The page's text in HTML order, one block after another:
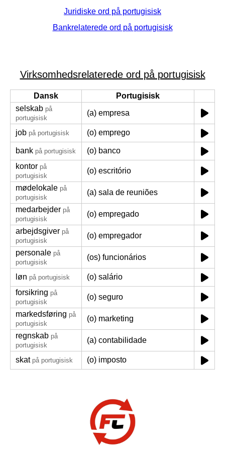
Juridiske ord på portugisisk
Bankrelaterede ord på portugisisk
Virksomhedsrelaterede ord på portugisisk
Dansk
Portugisisk
selskab på
portugisisk
(a) empresa
job på portugisisk (o) emprego
bank på portugisisk
(o) banco
kontor på
portugisisk
(o) escritório
mødelokale på
portugisisk
(a) sala de reuniões
medarbejder på
portugisisk
(o) empregado
arbejdsgiver på
portugisisk
(o) empregador
personale på
portugisisk
(os) funcionários
løn på portugisisk
(o) salário
forsikring på
portugisisk
(o) seguro
markedsføring på
portugisisk
(o) marketing
regnskab på
portugisisk
(a) contabilidade
skat på portugisisk (o) imposto